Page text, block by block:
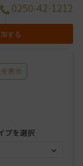
0250-42-1212
する
表示
プを選択